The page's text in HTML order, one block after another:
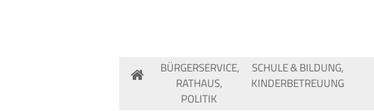
BÜRGERSERVICE,
RATHAUS,
POLITIK
SCHULE & BILDUNG,
KINDERBETREUUNG